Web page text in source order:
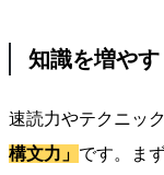
知識を増やす
速読力やテクニッ
構文力」 です。ま